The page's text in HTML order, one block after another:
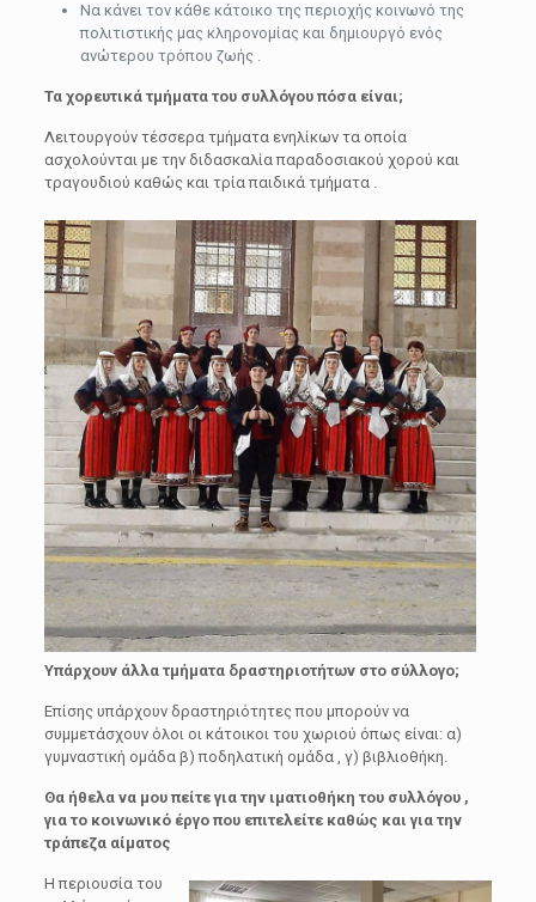
Να κάνει τον κάθε κάτοικο της περιοχής κοινωνό της
πολιτιστικής μας κληρονομίας και δημιουργό ενός
ανώτερου τρόπου ζωής .
Τα χορευτικά τμήματα του συλλόγου πόσα είναι;
Λειτουργούν τέσσερα τμήματα ενηλίκων τα οποία
ασχολούνται με την διδασκαλία παραδοσιακού χορού και
τραγουδιού καθώς και τρία παιδικά τμήματα .
Υπάρχουν άλλα τμήματα δραστηριοτήτων στο σύλλογο;
Επίσης υπάρχουν δραστηριότητες που μπορούν να
συμμετάσχουν όλοι οι κάτοικοι του χωριού όπως είναι: α)
γυμναστική ομάδα β) ποδηλατική ομάδα , γ) βιβλιοθήκη.
Θα ήθελα να μου πείτε για την ιματιοθήκη του συλλόγου ,
για το κοινωνικό έργο που επιτελείτε καθώς και για την
τράπεζα αίματος
Η περιουσία του